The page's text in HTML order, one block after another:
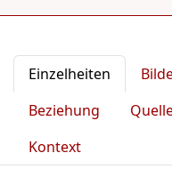
Einzelheiten
Beziehung
Kontext